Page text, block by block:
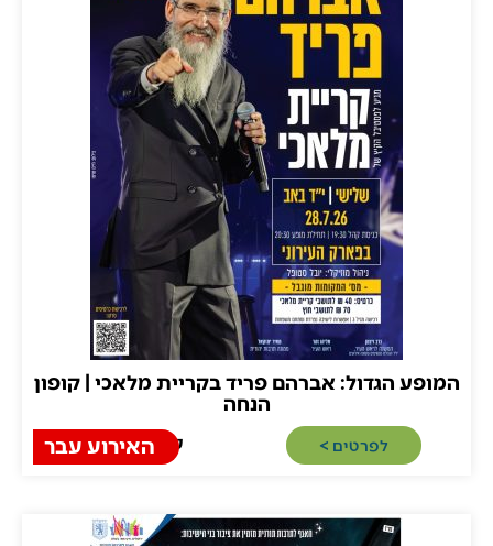
הגדול: אברהם פריד בקריית מלאכי | קופון
לפרטים >​ קריית מלאכיהאירוע עבר